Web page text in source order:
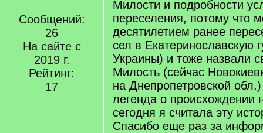
Сообщений:
26
На сайте с
2019 г.
Рейтинг:
17
Милости и подробности
переселения, потому что
десятилетием ранее
сел в Екатеринославскую
Украины) и тоже назвали
Милость (сейчас
на Днепропетровской
легенда о происхождении
сегодня я считала эту
Спасибо еще раз за